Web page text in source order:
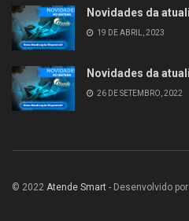
Novidades da
19 DE ABRIL, 2023
Novidades da
26 DE SETEMBRO, 2022
© 2022 Atende Smart - Desenvolvido por